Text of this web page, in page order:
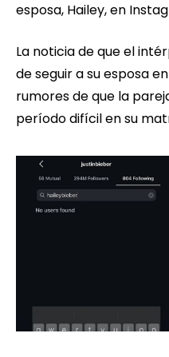
esposa, Hailey, en
La noticia de que el
de seguir a su esposa
rumores de que la
período difícil en su